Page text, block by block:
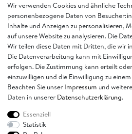
Wir verwenden Cookies und ähnliche
personenbezogene Daten von
Inhalte und Anzeigen zu personalisieren,
auf unsere Website zu analysieren. Die
Wir teilen diese Daten mit Dritten, die wir
Die Datenverarbeitung kann mit
erfolgen. Die Zustimmung kann erteilt
einzuwilligen und die Einwilligung zu
Beachten Sie unser Impressum und
Daten in unserer Daten­schutz­erklärung.
Essenziell
Statistik